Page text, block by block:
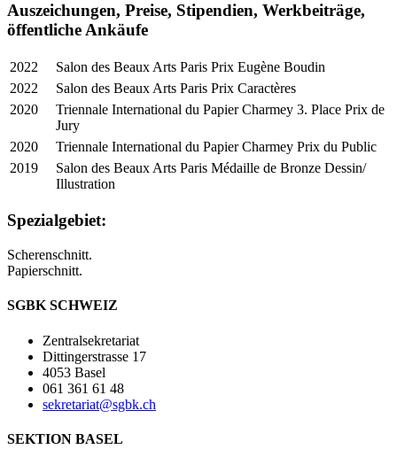
Auszeichungen, Preise, Stipendien, Werkbeiträge,
öffentliche Ankäufe
2022
Salon des Beaux Arts Paris Prix Eugène Boudin
2022
Salon des Beaux Arts Paris Prix Caractères
2020
Triennale International du Papier Charmey 3. Place Prix de
Jury
2020
Triennale International du Papier Charmey Prix du Public
2019
Salon des Beaux Arts Paris Médaille de Bronze Dessin/
Illustration
Spezialgebiet:
Scherenschnitt.
Papierschnitt.
SGBK SCHWEIZ
Zentralsekretariat
Dittingerstrasse 17
4053 Basel
061 361 61 48
sekretariat@sgbk.ch
SEKTION BASEL